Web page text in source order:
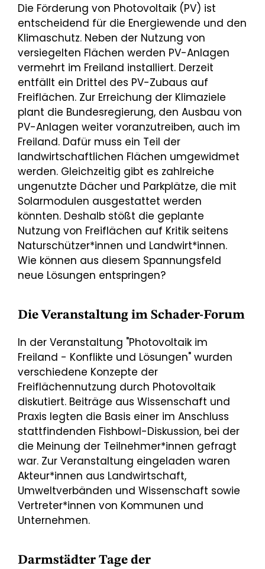
Die Förderung von Photovoltaik (PV) ist
entscheidend für die Energiewende und den
Klimaschutz. Neben der Nutzung von
versiegelten Flächen werden PV-Anlagen
vermehrt im Freiland installiert. Derzeit
entfällt ein Drittel des PV-Zubaus auf
Freiflächen. Zur Erreichung der Klimaziele
plant die Bundesregierung, den Ausbau von
PV-Anlagen weiter voranzutreiben, auch im
Freiland. Dafür muss ein Teil der
landwirtschaftlichen Flächen umgewidmet
werden. Gleichzeitig gibt es zahlreiche
ungenutzte Dächer und Parkplätze, die mit
Solarmodulen ausgestattet werden
könnten. Deshalb stößt die geplante
Nutzung von Freiflächen auf Kritik seitens
Naturschützer*innen und Landwirt*innen.
Wie können aus diesem Spannungsfeld
neue Lösungen entspringen?
Die Veranstaltung im Schader-Forum
In der Veranstaltung "Photovoltaik im
Freiland - Konflikte und Lösungen" wurden
verschiedene Konzepte der
Freiflächennutzung durch Photovoltaik
diskutiert. Beiträge aus Wissenschaft und
Praxis legten die Basis einer im Anschluss
stattfindenden Fishbowl-Diskussion, bei der
die Meinung der Teilnehmer*innen gefragt
war. Zur Veranstaltung eingeladen waren
Akteur*innen aus Landwirtschaft,
Umweltverbänden und Wissenschaft sowie
Vertreter*innen von Kommunen und
Unternehmen.
Darmstädter Tage der